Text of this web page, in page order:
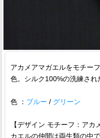
アカメアマガエルをモチー
色。シルク100%の洗練され
色 ： ブルー / グリーン
【デザイン モチーフ：アカ
カエルの仲間は両生類の中